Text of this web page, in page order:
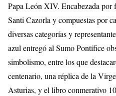
Papa León XIV. Encabezada por
Santi Cazorla y compuestas por
diversas categorías y
azul entregó al Sumo Pontífice
simbolismo, entre los que
centenario, una réplica de la
Asturias, y el libro conmerativo